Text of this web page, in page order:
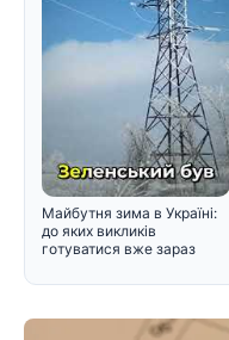
Майбутня зима в Україні:
до яких викликів
готуватися вже зараз